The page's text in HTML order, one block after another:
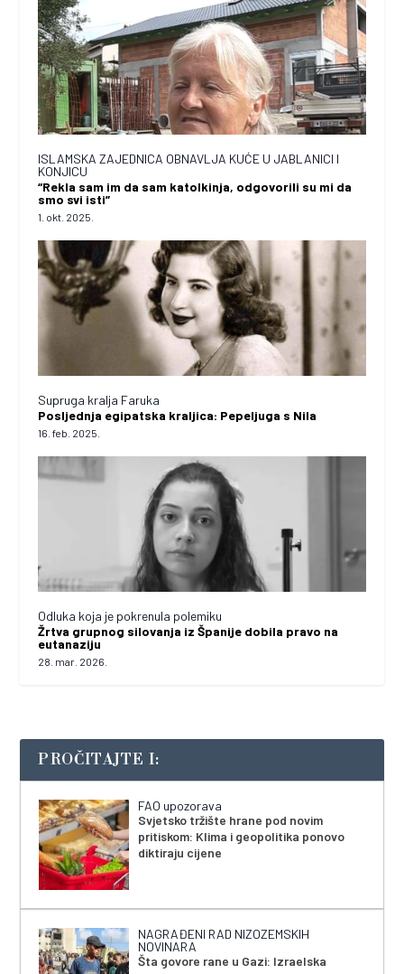
ISLAMSKA ZAJEDNICA OBNAVLJA KUĆE U JABLANICI I
KONJICU
“Rekla sam im da sam katolkinja, odgovorili su mi da
smo svi isti”
1. okt. 2025.
Supruga kralja Faruka
Posljednja egipatska kraljica: Pepeljuga s Nila
16. feb. 2025.
Odluka koja je pokrenula polemiku
Žrtva grupnog silovanja iz Španije dobila pravo na
eutanaziju
28. mar. 2026.
PROČITAJTE I:
FAO upozorava
Svjetsko tržište hrane pod novim
pritiskom: Klima i geopolitika ponovo
diktiraju cijene
NAGRAĐENI RAD NIZOZEMSKIH
NOVINARA
Šta govore rane u Gazi: Izraelska